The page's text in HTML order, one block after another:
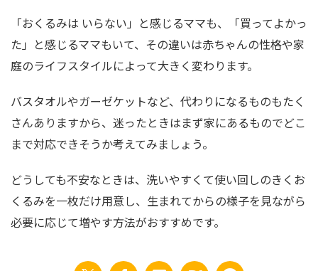
「おくるみは いらない」と感じるママも、「買ってよかっ
た」と感じるママもいて、その違いは赤ちゃんの性格や家
庭のライフスタイルによって大きく変わります。
バスタオルやガーゼケットなど、代わりになるものもたく
さんありますから、迷ったときはまず家にあるものでどこ
まで対応できそうか考えてみましょう。
どうしても不安なときは、洗いやすくて使い回しのきくお
くるみを一枚だけ用意し、生まれてからの様子を見ながら
必要に応じて増やす方法がおすすめです。